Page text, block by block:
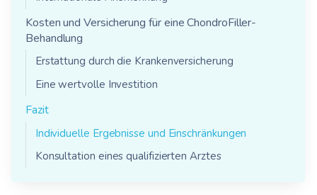
Kosten und Versicherung für eine ChondroFiller-
Behandlung
Erstattung durch die Krankenversicherung
Eine wertvolle Investition
Fazit
Individuelle Ergebnisse und Einschränkungen
Konsultation eines qualifizierten Arztes